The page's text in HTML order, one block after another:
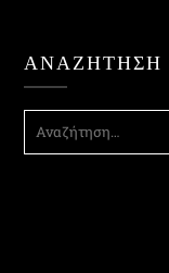
ΑΝΑΖΉΤΗΣΗ
ΑΝΑΖΉΤΗΣΗ
ΓΙΑ: